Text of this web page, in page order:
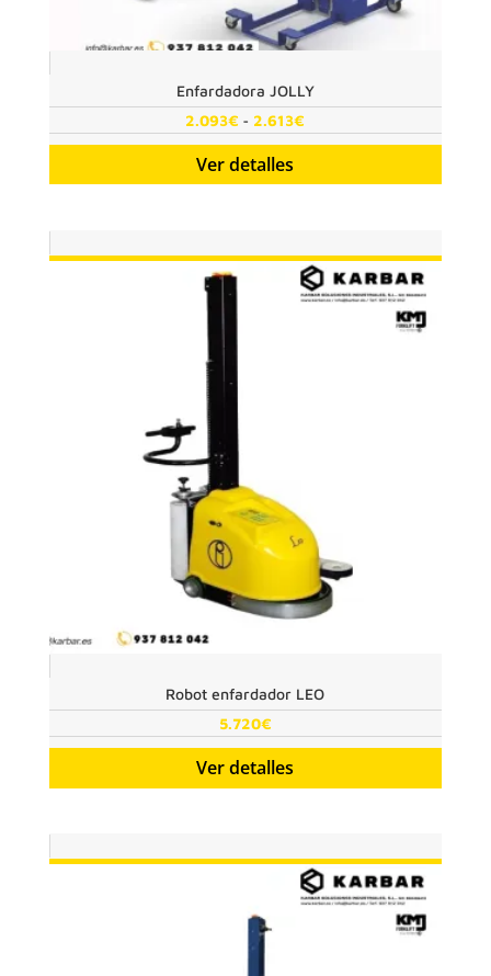
Enfardadora JOLLY
2.093€ - 2.613€
de
2.613€
Ver detalles
Robot enfardador LEO
5.720€
Ver detalles